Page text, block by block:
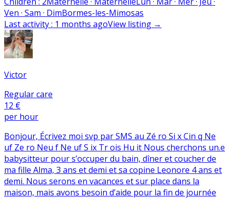
Ven · Sam · DimBormes-les-Mimosas
Last activity: 1 months agoView listing →
Victor
Regular care
12 €
per hour
Bonjour, Écrivez moi svp par SMS au Zé ro Si x Cin q Ne
uf Ze ro Neu f Ne uf S ix Tr ois Hu it Nous cherchons un.e
babysitteur pour s’occuper du bain, dîner et coucher de
ma fille Alma, 3 ans et demi et sa copine Leonore 4 ans et
demi. Nous serons en vacances et sur place dans la
maison, mais avons besoin d’aide pour la fin de journée